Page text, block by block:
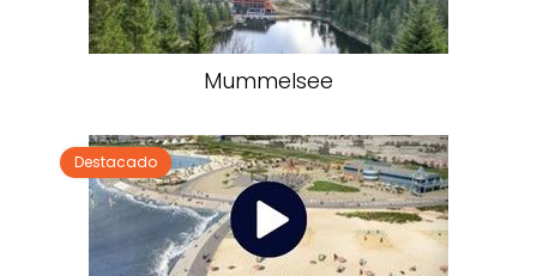
Mummelsee
Destacado